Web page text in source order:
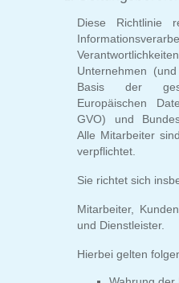
Diese Richtlinie
Unternehmen
Basis der
Europäischen
GVO) und
Alle Mitarbeiter
verpflichtet.
Sie richtet sich
Mitarbeiter,
und Dienstleister.
Hierbei gelten